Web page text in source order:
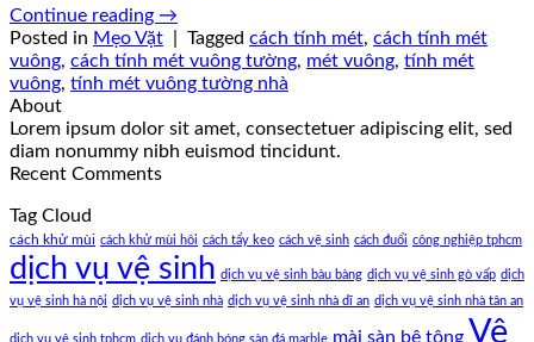
Continue reading →
Posted in Mẹo Vặt Tagged cách tính mét, cách tính mét
vuông, cách tính mét vuông tường, mét vuông, tính mét
vuông, tính mét vuông tường nhà
About
Lorem ipsum dolor sit amet, consectetuer adipiscing elit, sed
diam nonummy nibh euismod tincidunt.
Recent Comments
Tag Cloud
cách khử mùi cách khử mùi hôi cách tẩy keo cách vệ sinh cách đuổi công nghiệp tphcm
dịch vụ vệ sinh dịch vụ vệ sinh bàu bàng dịch vụ vệ sinh gò vấp dịch
vụ vệ sinh hà nội dịch vụ vệ sinh nhà dịch vụ vệ sinh nhà dĩ an dịch vụ vệ sinh nhà tân an
dịch vụ vệ sinh tphcm dịch vụ đánh bóng sàn đá marble mài sàn bê tông Vệ